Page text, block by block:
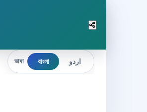
ভাষা বাংলা اردو